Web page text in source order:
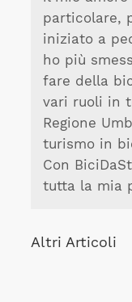
particolare,
iniziato a
ho più
fare della
vari ruoli in
Regione
turismo in
Con
tutta la mia
Altri Articoli